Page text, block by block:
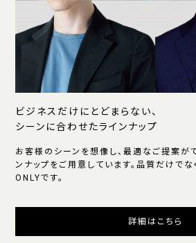
ビジネスだけにとどまらない、
シーンに合わせたラインナップ
お客様のシーンを想像し、最適なご提案が
ンナップをご用意しています。品質だけで
ONLYです。
詳細はこちら